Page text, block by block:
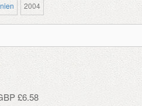
2004
£6.58